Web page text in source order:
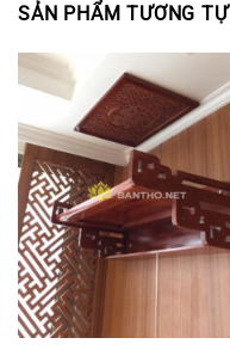
SẢN PHẨM TƯƠNG TỰ